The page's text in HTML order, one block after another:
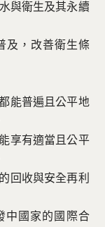
與衛生及其永續
及，改善衛生條
能普遍且公平地
享有適當且公平
回收與安全再利
中國家的國際合